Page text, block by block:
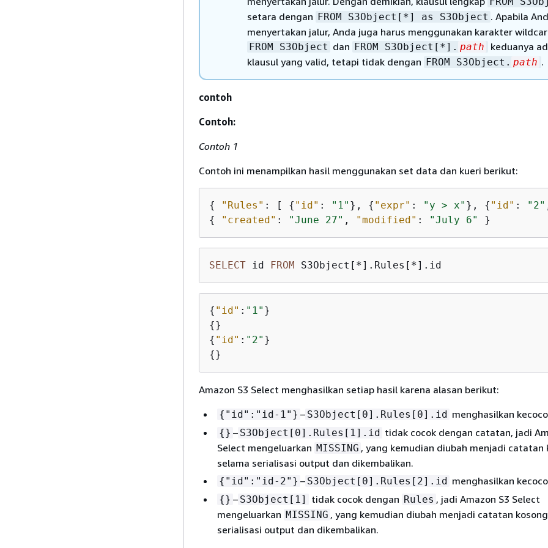
setara dengan FROM S3Object[*] as S3Object . Apabila
menyertakan jalur, Anda juga harus menggunakan karakter
FROM S3Object dan FROM S3Object[*]. path
keduanya
klausul yang valid, tetapi tidak dengan FROM S3Object. path .
contoh
Contoh:
Contoh 1
Contoh ini menampilkan hasil menggunakan set data dan kueri berikut:
{ "Rules" : [ { "id" : "1" }, { "expr" : "y > x" }, { "id" : "2"
{
"created" : "June 27" , "modified" : "July 6" }
SELECT id FROM S3Object[ *].Rules[ *].id
{ "id" : "1"
{
{ "id" : "2"
{}
Amazon S3 Select menghasilkan setiap hasil karena alasan berikut:
{ "id":"id-1"} – S3Object[0].Rules[0].id menghasilkan
{} – S3Object[0].Rules[1].id tidak cocok dengan catatan, jadi
Select mengeluarkan MISSING , yang kemudian diubah menjadi catatan
selama serialisasi output dan dikembalikan.
{ "id":"id-2"} – S3Object[0].Rules[2].id menghasilkan
{} – S3Object[1] tidak cocok dengan Rules , jadi Amazon S3 Select
mengeluarkan MISSING , yang kemudian diubah menjadi catatan
serialisasi output dan dikembalikan.